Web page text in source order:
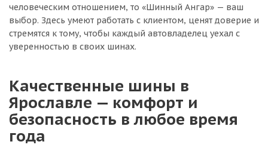
человеческим отношением, то «Шинный Ангар» — ваш
выбор. Здесь умеют работать с клиентом, ценят доверие и
стремятся к тому, чтобы каждый автовладелец уехал с
уверенностью в своих шинах.
Качественные шины в
Ярославле — комфорт и
безопасность в любое время
года